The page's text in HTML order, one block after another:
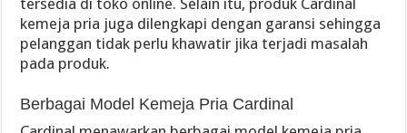
tersedia di toko online. Selain itu, produk Cardinal
kemeja pria juga dilengkapi dengan garansi sehingga
pelanggan tidak perlu khawatir jika terjadi masalah
pada produk.
Berbagai Model Kemeja Pria Cardinal